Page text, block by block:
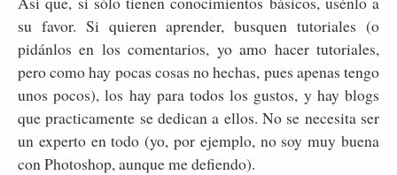
su favor. Si quieren aprender, busquen tutoriales (o
pidánlos en los comentarios, yo amo hacer tutoriales,
pero como hay pocas cosas no hechas, pues apenas tengo
unos pocos), los hay para todos los gustos, y hay blogs
que practicamente se dedican a ellos. No se necesita ser
un experto en todo (yo, por ejemplo, no soy muy buena
con Photoshop, aunque me defiendo).